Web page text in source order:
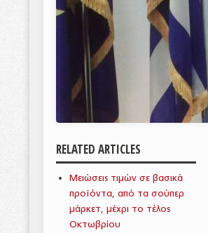
RELATED ARTICLES
Μειώσεις τιμών σε βασικά
προϊόντα, από τα σούπερ
μάρκετ, μέχρι το τέλος
Οκτωβρίου